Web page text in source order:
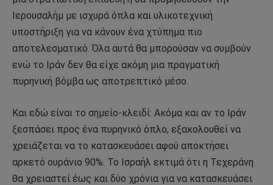
Ιερουσαλήμ με ισχυρά όπλα και υλικοτεχνική
υποστήριξη για να κάνουν ένα χτύπημα πιο
αποτελεσματικό. Όλα αυτά θα μπορούσαν να συμβούν
ενώ το Ιράν δεν θα είχε ακόμη μια πραγματική
πυρηνική βόμβα ως αποτρεπτικό μέσο.
Και εδώ είναι το σημείο-κλειδί: Ακόμα και αν το Ιράν
ξεσπάσει προς ένα πυρηνικό όπλο, εξακολουθεί να
χρειάζεται να το κατασκευάσει αφού αποκτήσει
αρκετό ουράνιο 90%. Το Ισραήλ εκτιμά ότι η Τεχεράνη
θα χρειαστεί έως και δύο χρόνια για να κατασκευάσει